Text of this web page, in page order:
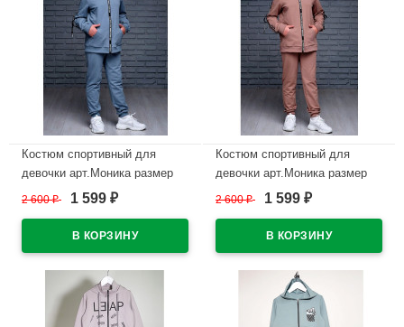
Костюм спортивный для
девочки арт.Моника размер
30/116-42/158 цвет серо-
2 600₽ 1 599 ₽
Костюм спортивный для
девочки арт.Моника размер
30/116-42/158 цвет шоколад
2 600₽ 1 599 ₽